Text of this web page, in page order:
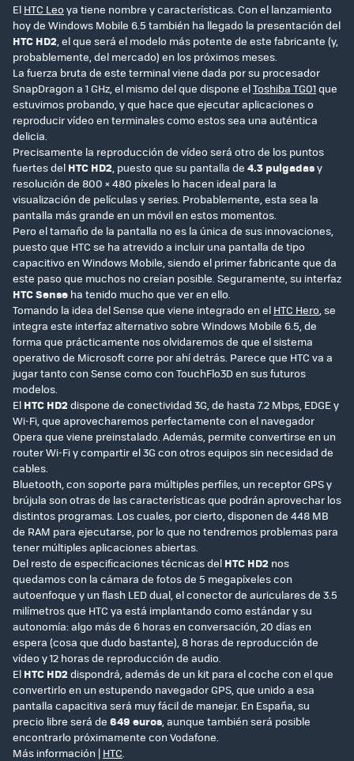
El HTC Leo ya tiene nombre y características. Con el lanzamiento
hoy de Windows Mobile 6.5 también ha llegado la presentación del
HTC HD2 , el que será el modelo más potente de este fabricante (y,
probablemente, del mercado) en los próximos meses.
La fuerza bruta de este terminal viene dada por su procesador
SnapDragon a 1 GHz, el mismo del que dispone elToshiba TG01que
estuvimos probando, y que hace que ejecutar aplicaciones o
reproducir vídeo en terminales como estos sea una auténtica
delicia.
Precisamente la reproducción de vídeo será otro de los puntos
fuertes del HTC HD2 , puesto que su pantalla de 4.3 pulgadasy
resolución de 800 × 480 píxeles lo hacen ideal para la
visualización de películas y series. Probablemente, esta sea la
pantalla más grande en un móvil en estos momentos.
Pero el tamaño de la pantalla no es la única de sus innovaciones,
puesto que HTC se ha atrevido a incluir una pantalla de tipo
capacitivo en Windows Mobile, siendo el primer fabricante que da
este paso que muchos no creían posible. Seguramente, su interfaz
HTC Sense ha tenido mucho que ver en ello.
Tomando la idea del Sense que viene integrado en el HTC Hero , se
integra este interfaz alternativo sobre Windows Mobile 6.5, de
forma que prácticamente nos olvidaremos de que el sistema
operativo de Microsoft corre por ahí detrás. Parece que HTC va a
jugar tanto con Sense como con TouchFlo3D en sus futuros
modelos.
El HTC HD2 dispone de conectividad 3G, de hasta 7.2 Mbps, EDGE y
Wi-Fi, que aprovecharemos perfectamente con el navegador
Opera que viene preinstalado. Además, permite convertirse en un
router Wi-Fi y compartir el 3G con otros equipos sin necesidad de
cables.
Bluetooth, con soporte para múltiples perfiles, un receptor GPS y
brújula son otras de las características que podrán aprovechar los
distintos programas. Los cuales, por cierto, disponen de 448 MB
de RAM para ejecutarse, por lo que no tendremos problemas para
tener múltiples aplicaciones abiertas.
Del resto de especificaciones técnicas del HTC HD2 nos
quedamos con la cámara de fotos de 5 megapíxeles con
autoenfoque y un flash LED dual, el conector de auriculares de 3.5
milímetros que HTC ya está implantando como estándar y su
autonomía: algo más de 6 horas en conversación, 20 días en
espera (cosa que dudo bastante), 8 horas de reproducción de
vídeo y 12 horas de reproducción de audio.
El HTC HD2 dispondrá, además de un kit para el coche con el que
convertirlo en un estupendo navegador GPS, que unido a esa
pantalla capacitiva será muy fácil de manejar. En España, su
precio libre será de 649 euros , aunque también será posible
encontrarlo próximamente con Vodafone.
Más información | HTC